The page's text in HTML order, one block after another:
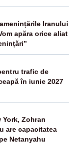
Iranului
apăra orice aliat
trafic de
în iunie 2027
York, Zohran
are capacitatea
Netanyahu